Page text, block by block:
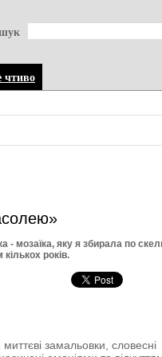
чтиво
- мозаїка, яку я збирала по
кількох років.
миттєві замальовки, словесні